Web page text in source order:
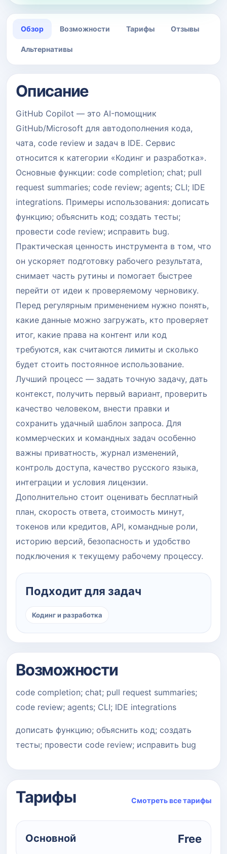
Обзор Возможности Тарифы Отзывы
Альтернативы
Описание
GitHub Copilot — это AI-помощник
GitHub/Microsoft для автодополнения кода,
чата, code review и задач в IDE. Сервис
относится к категории «Кодинг и разработка».
Основные функции: code completion; chat; pull
request summaries; code review; agents; CLI; IDE
integrations. Примеры использования: дописать
функцию; объяснить код; создать тесты;
провести code review; исправить bug.
Практическая ценность инструмента в том, что
он ускоряет подготовку рабочего результата,
снимает часть рутины и помогает быстрее
перейти от идеи к проверяемому черновику.
Перед регулярным применением нужно понять,
какие данные можно загружать, кто проверяет
итог, какие права на контент или код
требуются, как считаются лимиты и сколько
будет стоить постоянное использование.
Лучший процесс — задать точную задачу, дать
контекст, получить первый вариант, проверить
качество человеком, внести правки и
сохранить удачный шаблон запроса. Для
коммерческих и командных задач особенно
важны приватность, журнал изменений,
контроль доступа, качество русского языка,
интеграции и условия лицензии.
Дополнительно стоит оценивать бесплатный
план, скорость ответа, стоимость минут,
токенов или кредитов, API, командные роли,
историю версий, безопасность и удобство
подключения к текущему рабочему процессу.
Подходит для задач
Кодинг и разработка
Возможности
code completion; chat; pull request summaries;
code review; agents; CLI; IDE integrations
дописать функцию; объяснить код; создать
тесты; провести code review; исправить bug
Тарифы Смотреть все тарифы
Основной Free